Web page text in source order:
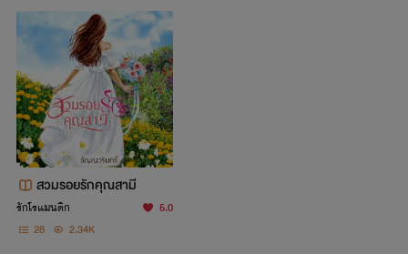
❌❌❌❌❌❌❌❌❌❌❌❌❌
สวมรอยรักคุณสามี
รักโรแมนติก
5.0
28
2.34K